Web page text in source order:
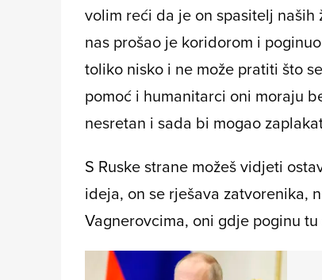
volim reći da je on spasitelj
nas prošao je koridorom i
toliko nisko i ne može pratiti što
pomoć i humanitarci oni moraju
nesretan i sada bi mogao
S Ruske strane možeš vidjeti
ideja, on se rješava zatvorenika,
Vagnerovcima, oni gdje poginu